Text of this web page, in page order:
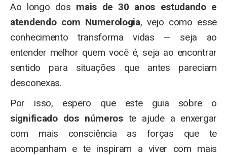
Ao longo dos mais de 30 anos estudando e
atendendo com Numerologia, vejo como esse
conhecimento transforma vidas — seja ao
entender melhor quem você é, seja ao encontrar
sentido para situações que antes pareciam
desconexas.
Por isso, espero que este guia sobre o
significado dos númeroste ajude a enxergar
com mais consciência as forças que te
acompanham e te inspiram a viver com mais